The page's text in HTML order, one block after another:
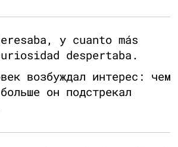
y cuanto más
despertaba.
возбуждал интерес: чем
он подстрекал